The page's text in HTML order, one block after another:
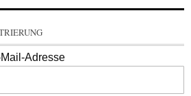
Adresse